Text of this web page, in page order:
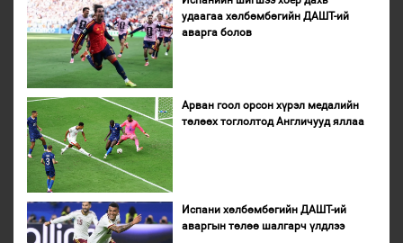
удаагаа хөлбөмбөгийн ДАШТ-ий
аварга болов
Арван гоол орсон хүрэл медалийн
төлөөх тоглолтод Англичууд яллаа
Испани хөлбөмбөгийн ДАШТ-ий
аваргын төлөө шалгарч үлдлээ